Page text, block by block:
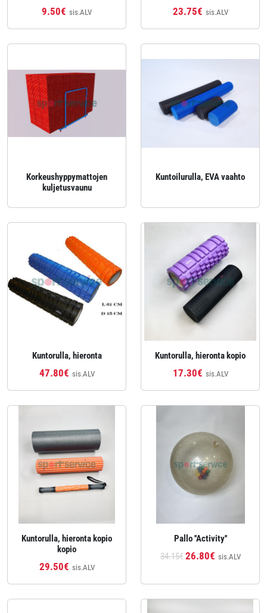
9.50€ sis.ALV 23.75€ sis.ALV
Korkeushyppymattojen
kuljetusvaunu
Kuntoilurulla, EVA vaahto
Kuntorulla, hieronta
47.80€ sis.ALV
Kuntorulla, hieronta kopio
17.30€ sis.ALV
Kuntorulla, hieronta kopio
kopio
29.50€ sis.ALV
Pallo ''Activity''
34.15€26.80€ sis.ALV